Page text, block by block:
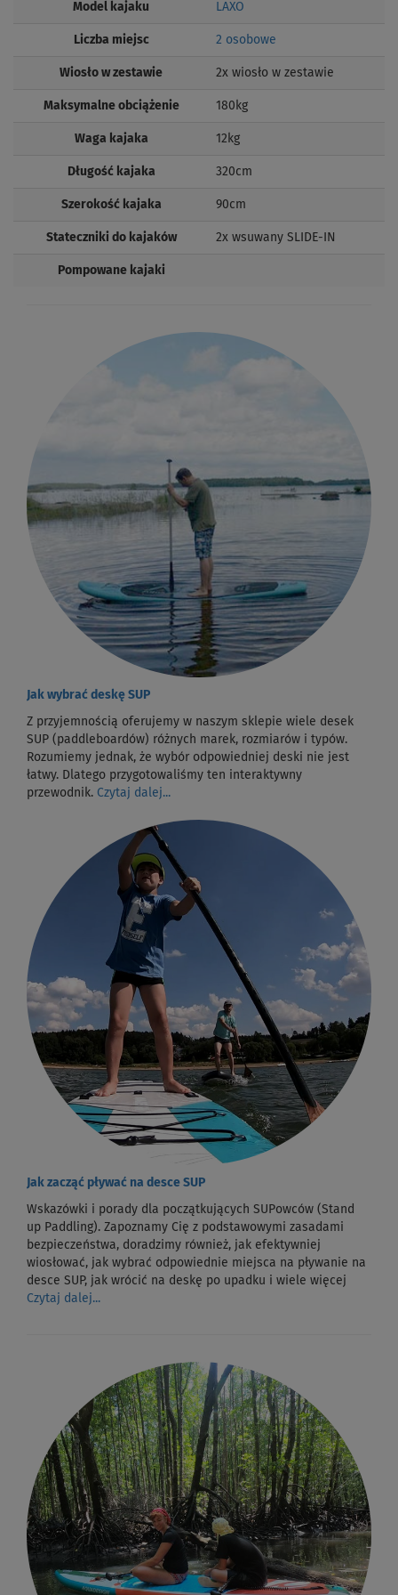
Model kajaku LAXO
Liczba miejsc 2 osobowe
Wiosło w zestawie 2x wiosło w zestawie
Maksymalne obciążenie 180kg
Waga kajaka 12kg
Długość kajaka 320cm
Szerokość kajaka 90cm
Stateczniki do kajaków 2x wsuwany SLIDE-IN
Pompowane kajaki
Jak wybrać deskę SUP
Z przyjemnością oferujemy w naszym sklepie wiele desek
SUP (paddleboardów) różnych marek, rozmiarów i typów.
Rozumiemy jednak, że wybór odpowiedniej deski nie jest
łatwy. Dlatego przygotowaliśmy ten interaktywny
przewodnik. Czytaj dalej...
Jak zacząć pływać na desce SUP
Wskazówki i porady dla początkujących SUPowców (Stand
up Paddling). Zapoznamy Cię z podstawowymi zasadami
bezpieczeństwa, doradzimy również, jak efektywniej
wiosłować, jak wybrać odpowiednie miejsca na pływanie na
desce SUP, jak wrócić na deskę po upadku i wiele więcej
Czytaj dalej...